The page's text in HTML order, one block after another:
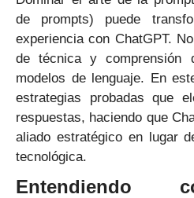
de prompts) puede
experiencia con ChatGPT.
de técnica y comprensión
modelos de lenguaje. En
estrategias probadas que
respuestas, haciendo que
aliado estratégico en lugar
tecnológica.
Entendiendo